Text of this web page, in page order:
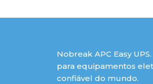
Nobreak APC Easy
para equipamentos
confiável do mundo.